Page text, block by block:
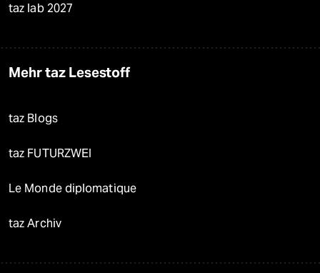
taz lab 2027
Mehr taz Lesestoff
taz Blogs
taz FUTURZWEI
Le Monde diplomatique
taz Archiv